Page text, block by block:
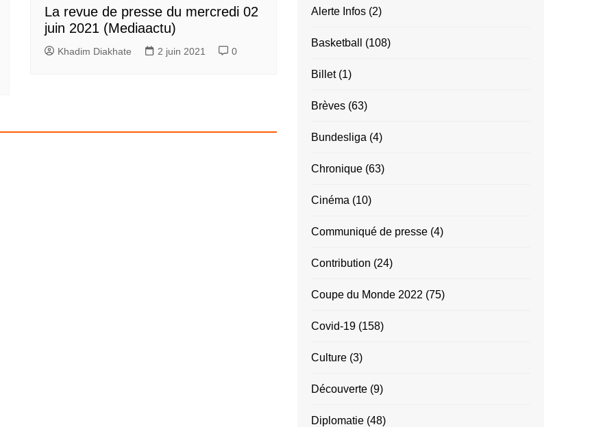
La revue de presse du mercredi 02
juin 2021 (Mediaactu)
Khadim Diakhate 2 juin 2021 0
Alerte Infos (2)
Basketball (108)
Billet(1)
Brèves (63)
Bundesliga (4)
Chronique (63)
Cinéma (10)
Communiqué de presse (4)
Contribution (24)
Coupe du Monde 2022 (75)
Covid-19 (158)
Culture (3)
Découverte (9)
Diplomatie (48)